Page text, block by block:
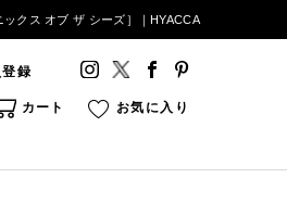
クス オブ ザ シーズ］｜HYACCA
録
カート お気に入り